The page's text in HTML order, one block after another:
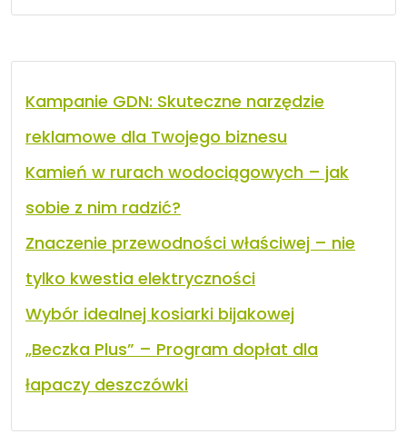
Kampanie GDN: Skuteczne narzędzie
reklamowe dla Twojego biznesu
Kamień w rurach wodociągowych – jak
sobie z nim radzić?
Znaczenie przewodności właściwej – nie
tylko kwestia elektryczności
Wybór idealnej kosiarki bijakowej
„Beczka Plus” – Program dopłat dla
łapaczy deszczówki